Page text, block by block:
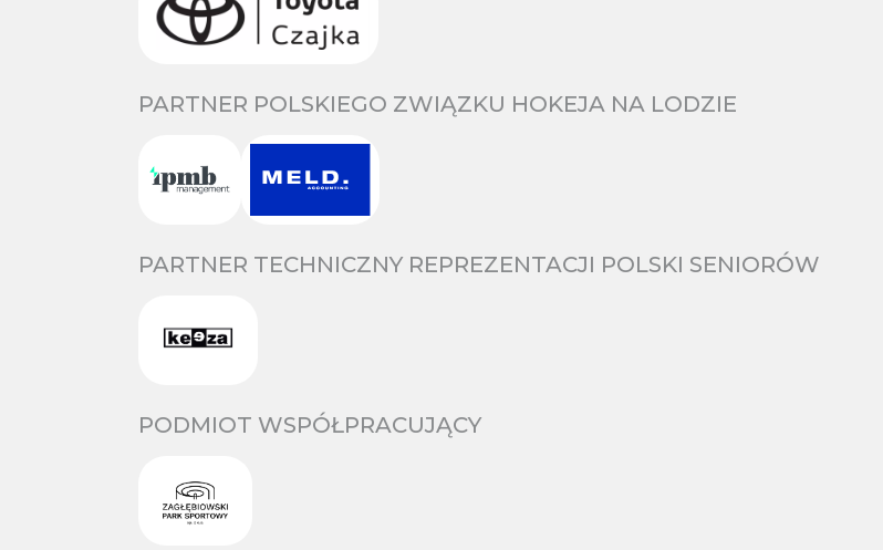
PARTNER POLSKIEGO ZWIĄZKU HOKEJA NA LODZIE
PARTNER TECHNICZNY REPREZENTACJI POLSKI SENIORÓW
PODMIOT WSPÓŁPRACUJĄCY